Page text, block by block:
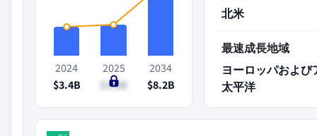
2024
$3.4B
2025
$3.6B
2034
$8.2B
北米
最速成長地域
ヨーロッパおよび
太平洋